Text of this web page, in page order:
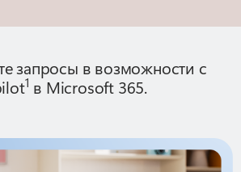
запросы в возможности с
1 в Microsoft 365.